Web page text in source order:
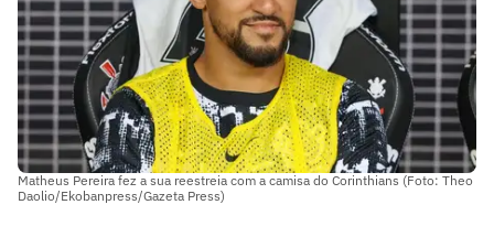
Matheus Pereira fez a sua reestreia com a camisa do Corinthians (Foto: Theo
Daolio/Ekobanpress/Gazeta Press)